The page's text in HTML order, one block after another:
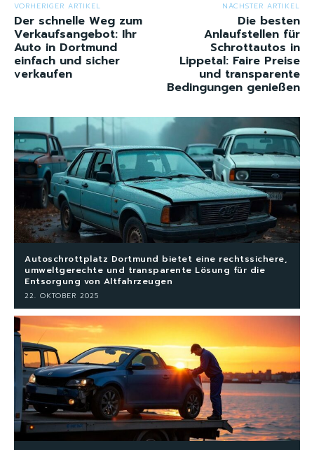
VORHERIGER ARTIKEL
Der schnelle Weg zum
Verkaufsangebot: Ihr
Auto in Dortmund
einfach und sicher
verkaufen
NÄCHSTER ARTIKEL
Die besten
Anlaufstellen für
Schrottautos in
Lippetal: Faire Preise
und transparente
Bedingungen genießen
Autoschrottplatz Dortmund bietet eine rechtssichere,
umweltgerechte und transparente Lösung für die
Entsorgung von Altfahrzeugen
22. OKTOBER 2025